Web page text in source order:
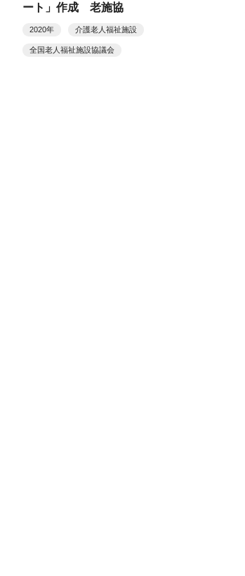
ート」作成 老施協
2020年 介護老人福祉施設
全国老人福祉施設協議会